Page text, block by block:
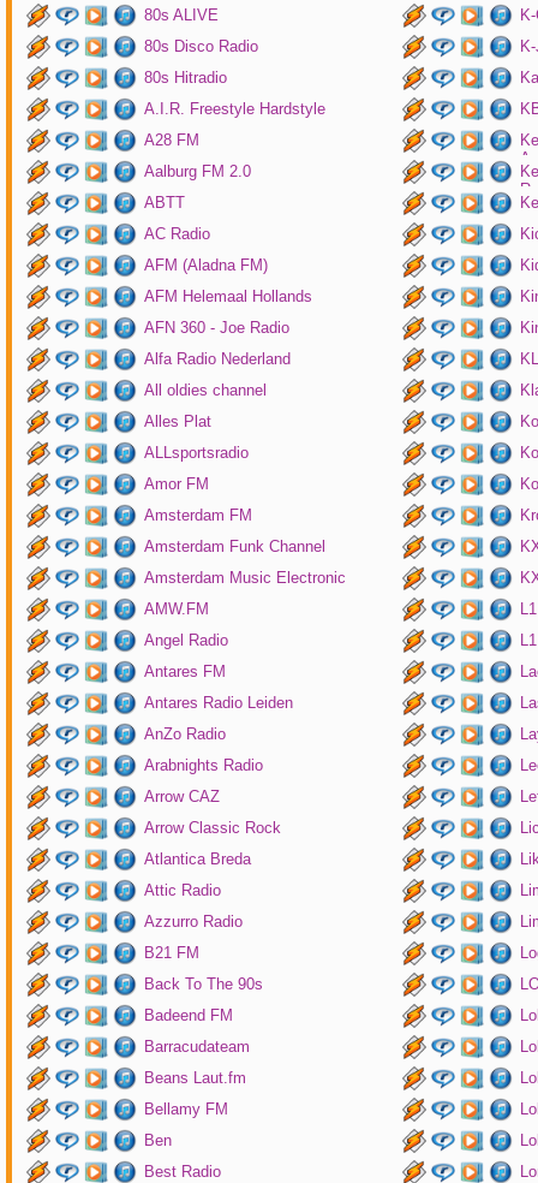
80s ALIVE
80s Disco Radio
80s Hitradio
A.I.R. Freestyle Hardstyle
A28 FM
Aalburg FM 2.0
ABTT
AC Radio
AFM (Aladna FM)
AFM Helemaal Hollands
AFN 360 - Joe Radio
Alfa Radio Nederland
All oldies channel
Alles Plat
ALLsportsradio
Amor FM
Amsterdam FM
Amsterdam Funk Channel
Amsterdam Music Electronic
AMW.FM
Angel Radio
Antares FM
Antares Radio Leiden
AnZo Radio
Arabnights Radio
Arrow CAZ
Arrow Classic Rock
Atlantica Breda
Attic Radio
Azzurro Radio
B21 FM
Back To The 90s
Badeend FM
Barracudateam
Beans Laut.fm
Bellamy FM
Ben
Best Radio